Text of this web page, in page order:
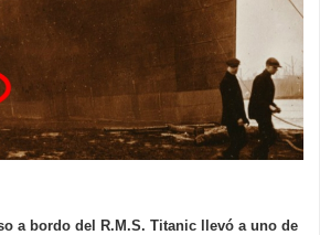
a bordo del R.M.S. Titanic llevó a uno de